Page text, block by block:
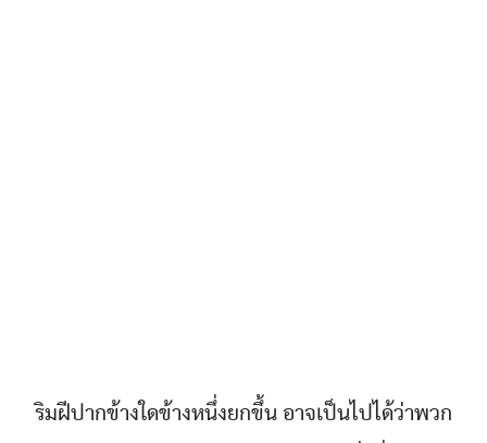
ริมฝีปากข้างใดข้างหนึ่งยกขึ้น อาจเป็นไปได้ว่าพวก